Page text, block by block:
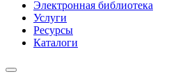
Электронная библиотека
Услуги
Ресурсы
Каталоги